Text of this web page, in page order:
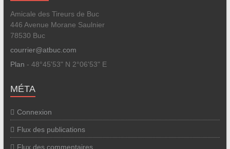
Amicale des Tireurs de Buc
446 Avenue Morane Saulnier
78530 Buc
courrier@atbuc.com
Plan - 48°45'53" N 2°06'53" E
MÉTA
Connexion
Flux des publications
Flux des commentaires